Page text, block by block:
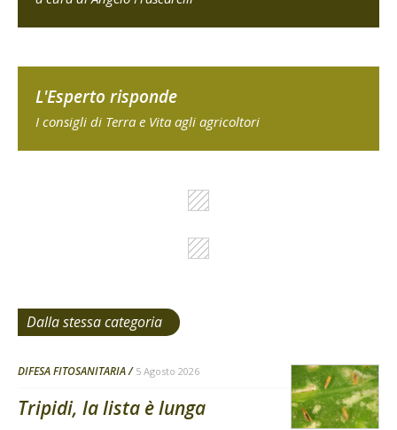
L'Esperto risponde
I consigli di Terra e Vita agli agricoltori
Dalla stessa categoria
DIFESA FITOSANITARIA 5 Agosto 2026
Tripidi, la lista è lunga